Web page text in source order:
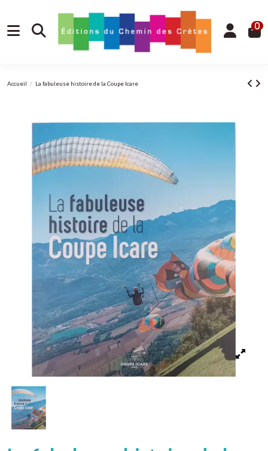
0
Accueil La fabuleuse histoire de la Coupe Icare